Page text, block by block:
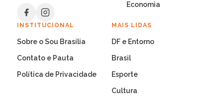
Economia
INSTITUCIONAL
Sobre o Sou Brasília
Contato e Pauta
Política de Privacidade
MAIS LIDAS
DF e Entorno
Brasil
Esporte
Cultura